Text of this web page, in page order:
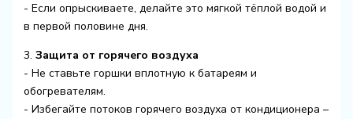
- Если опрыскиваете, делайте это мягкой тёплой водой и
в первой половине дня.
3. Защита от горячего воздуха
- Не ставьте горшки вплотную к батареям и
обогревателям.
- Избегайте потоков горячего воздуха от кондиционера –